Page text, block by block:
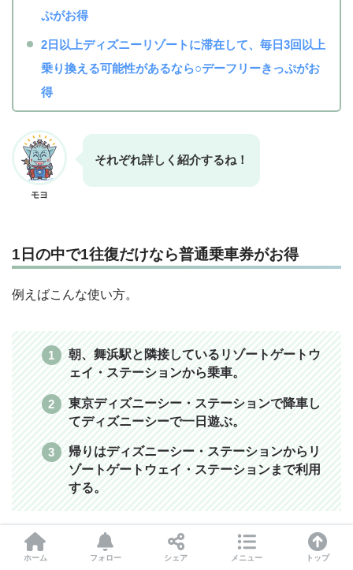
ぷがお得
2日以上ディズニーリゾートに滞在して、毎日3回以上
乗り換える可能性があるなら○デーフリーきっぷがお
得
モヨ
それぞれ詳しく紹介するね！
1日の中で1往復だけなら普通乗車券がお得
例えばこんな使い方。
朝、舞浜駅と隣接しているリゾートゲートウ
ェイ・ステーションから乗車。
東京ディズニーシー・ステーションで降車し
てディズニーシーで一日遊ぶ。
帰りはディズニーシー・ステーションからリ
ゾートゲートウェイ・ステーションまで利用
する。
この使い方なら、1日2回しか乗りません。
ホーム フォロー シェア メニュー トップ